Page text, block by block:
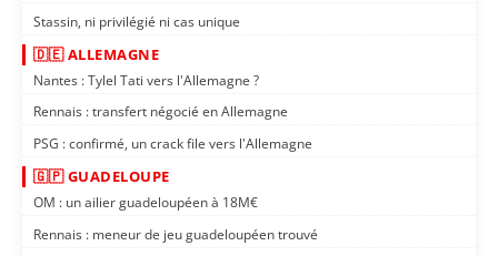
Stassin, ni privilégié ni cas unique
🇩🇪 ALLEMAGNE
Nantes : Tylel Tati vers l'Allemagne ?
Rennais : transfert négocié en Allemagne
PSG : confirmé, un crack file vers l'Allemagne
🇬🇵 GUADELOUPE
OM : un ailier guadeloupéen à 18M€
Rennais : meneur de jeu guadeloupéen trouvé